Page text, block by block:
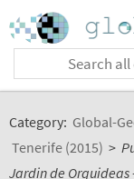
Category: Global-
Tenerife (2015) >
Jardin de Orquideas